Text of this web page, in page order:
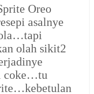
Oreo
asalnye
olah sikit2
coke…tu